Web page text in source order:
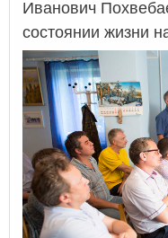
Иванович
состоянии жизни